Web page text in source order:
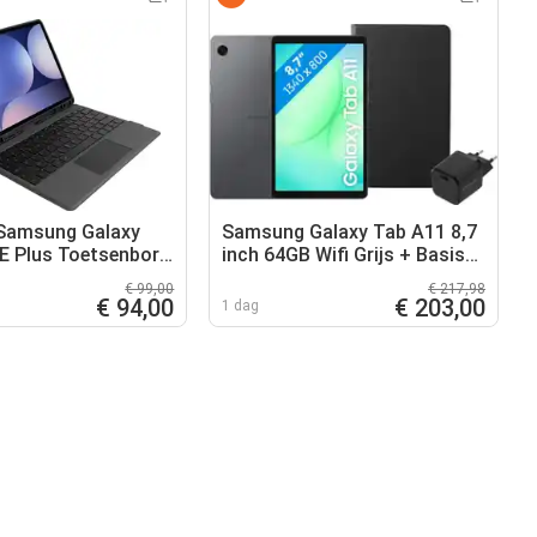
Galaxy
Plus Toetsenbord
€ 99,00
€ 94,00
Samsung Galaxy Tab A11 8,7
inch 64GB Wifi Grijs + Basis
1 dag
€ 217,98
€ 203,00